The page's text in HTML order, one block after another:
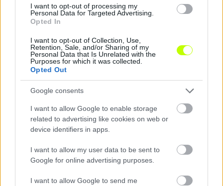
I want to opt-out of processing my
Personal Data for Targeted Advertising.
Opted In
I want to opt-out of Collection, Use,
Retention, Sale, and/or Sharing of my
Personal Data that Is Unrelated with the
Purposes for which it was collected.
Opted Out
Google consents
I want to allow Google to enable storage
related to advertising like cookies on web or
device identifiers in apps.
I want to allow my user data to be sent to
Google for online advertising purposes.
I want to allow Google to send me
Megosztás:
KAPCSOLÓDÓ HÍREK
Hírek